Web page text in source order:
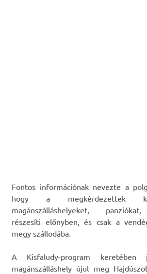
Fontos információnak nevezte a
hogy a megkérdezettek
magánszálláshelyeket,
részesíti előnyben, és csak a
megy szállodába.
A Kisfaludy-program keretében
magánszálláshely újul meg